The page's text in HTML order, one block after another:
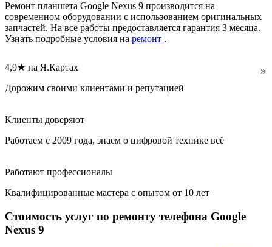
Ремонт планшета Google Nexus 9 производится на
современном оборудовании с использованием оригинальных
запчастей. На все работы предоставляется гарантия 3 месяца.
Узнать подробные условия на ремонт .
4,9★ на Я.Картах
Дорожим своими клиентами и репутацией
Клиенты доверяют
Работаем с 2009 года, знаем о цифровой технике всё
Работают профессионалы
Квалифицированные мастера с опытом от 10 лет
Стоимость услуг по ремонту телефона Google
Nexus 9